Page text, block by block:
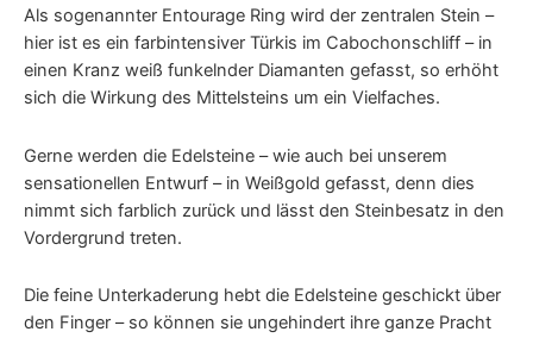
Als sogenannter Entourage Ring wird der zentralen Stein –
hier ist es ein farbintensiver Türkis im Cabochonschliff – in
einen Kranz weiß funkelnder Diamanten gefasst, so erhöht
sich die Wirkung des Mittelsteins um ein Vielfaches.
Gerne werden die Edelsteine – wie auch bei unserem
sensationellen Entwurf – in Weißgold gefasst, denn dies
nimmt sich farblich zurück und lässt den Steinbesatz in den
Vordergrund treten.
Die feine Unterkaderung hebt die Edelsteine geschickt über
den Finger – so können sie ungehindert ihre ganze Pracht